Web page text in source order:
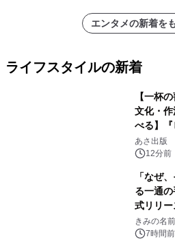
エンタメの新着を
ライフスタイルの新着
【一杯
文化・
べる】
養として
（火）発
あさ出版
12分前
「なぜ
る一通
式リリー
きみの名
7時間前